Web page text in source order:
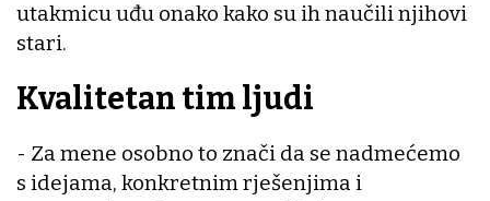
utakmicu uđu onako kako su ih naučili njihovi
stari.
Kvalitetan tim ljudi
- Za mene osobno to znači da se nadmećemo
s idejama, konkretnim rješenjima i